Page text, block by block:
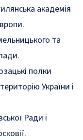
академія
та
полки
України і
Ради і